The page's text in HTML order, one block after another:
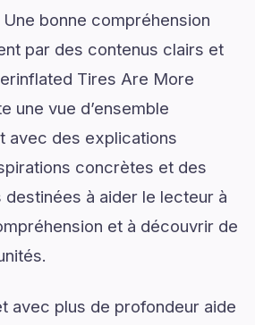
bonne compréhension
par des contenus clairs et
Tires Are More
une vue d’ensemble
avec des explications
concrètes et des
à aider le lecteur à
et à découvrir de
avec plus de profondeur aide